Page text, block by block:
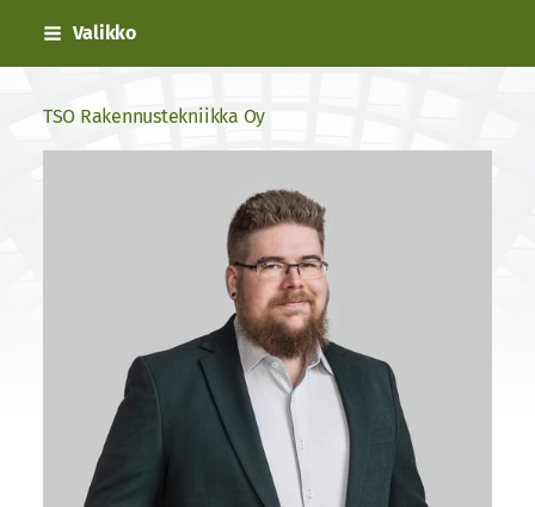
Siirry
Valikko
TSO Rakennustekniikka Oy